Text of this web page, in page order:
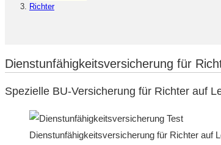
Richter
Dienstunfähigkeitsversicherung für
Spezielle BU-Versicherung für Richter auf
Dienstunfähigkeitsversicherung für Richter auf